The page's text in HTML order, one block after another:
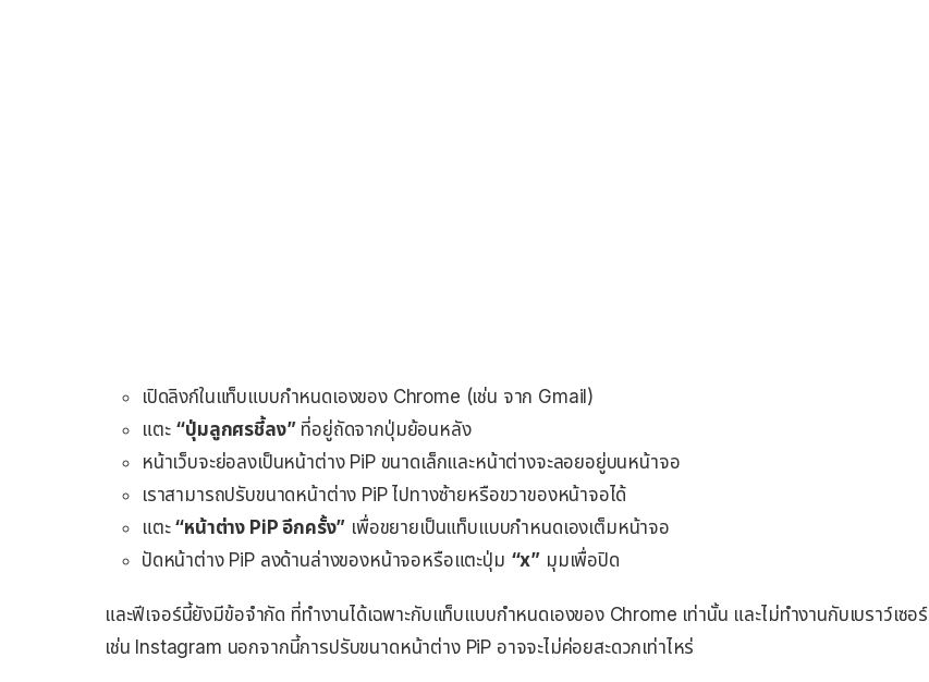
เปิดลิงก์ในแท็บแบบกำหนดเองของ Chrome (เช่น จาก Gmail)
แตะ “ปุ่มลูกศรชี้ลง”ที่อยู่ถัดจากปุ่มย้อนหลัง
หน้าเว็บจะย่อลงเป็นหน้าต่าง PiP ขนาดเล็กและหน้าต่างจะลอยอยู่บนหน้าจอ
เราสามารถปรับขนาดหน้าต่าง PiP ไปทางซ้ายหรือขวาของหน้าจอได้
แตะ“หน้าต่าง PiP อีกครั้ง” เพื่อขยายเป็นแท็บแบบกำหนดเองเต็มหน้าจอ
ปัดหน้าต่าง PiP ลงด้านล่างของหน้าจอหรือแตะปุ่ม “x” มุมเพื่อปิด
และฟีเจอร์นี้ยังมีข้อจำกัด ที่ทำงานได้เฉพาะกับแท็บแบบกำหนดเองของ Chrome เท่านั้น และไม่ทำงานกับเบราว์เซอร์
เช่น Instagram นอกจากนี้การปรับขนาดหน้าต่าง PiP อาจจะไม่ค่อยสะดวกเท่าไหร่